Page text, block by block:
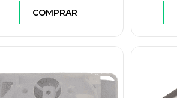
COMPRAR